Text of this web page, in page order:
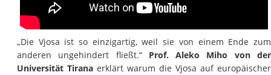
„Die Vjosa ist so einzigartig, weil sie von einem Ende zum
anderen ungehindert fließt.“ Prof. Aleko Miho von der
Universität Tirana erklärt warum die Vjosa auf europäischer